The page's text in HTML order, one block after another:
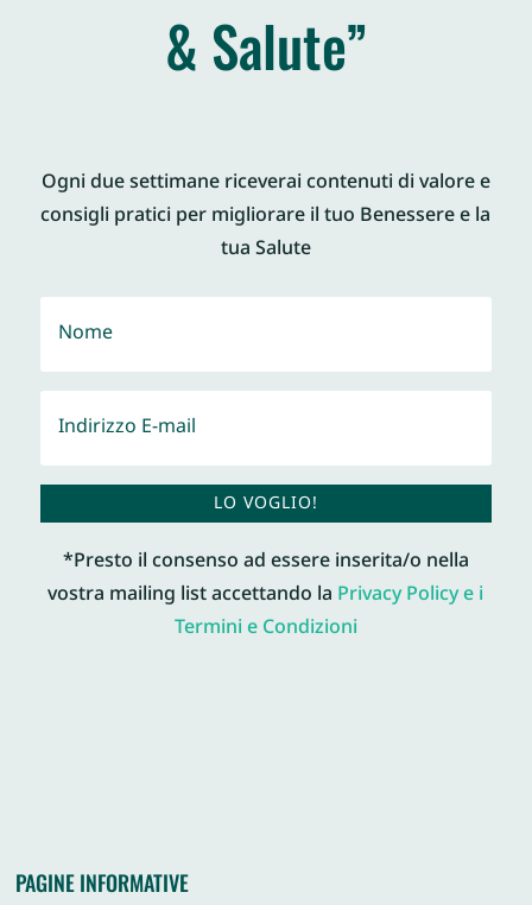
& Salute”
Ogni due settimane riceverai contenuti di valore e
consigli pratici per migliorare il tuo Benessere e la
tua Salute
LO VOGLIO!
*Presto il consenso ad essere inserita/o nella
vostra mailing list accettando laPrivacy Policy e i
Termini e Condizioni
PAGINE INFORMATIVE